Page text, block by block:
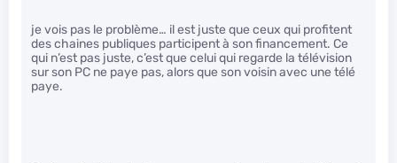
je vois pas le problème… il est juste que ceux qui profitent
des chaines publiques participent à son financement. Ce
qui n’est pas juste, c’est que celui qui regarde la télévision
sur son PC ne paye pas, alors que son voisin avec une télé
paye.